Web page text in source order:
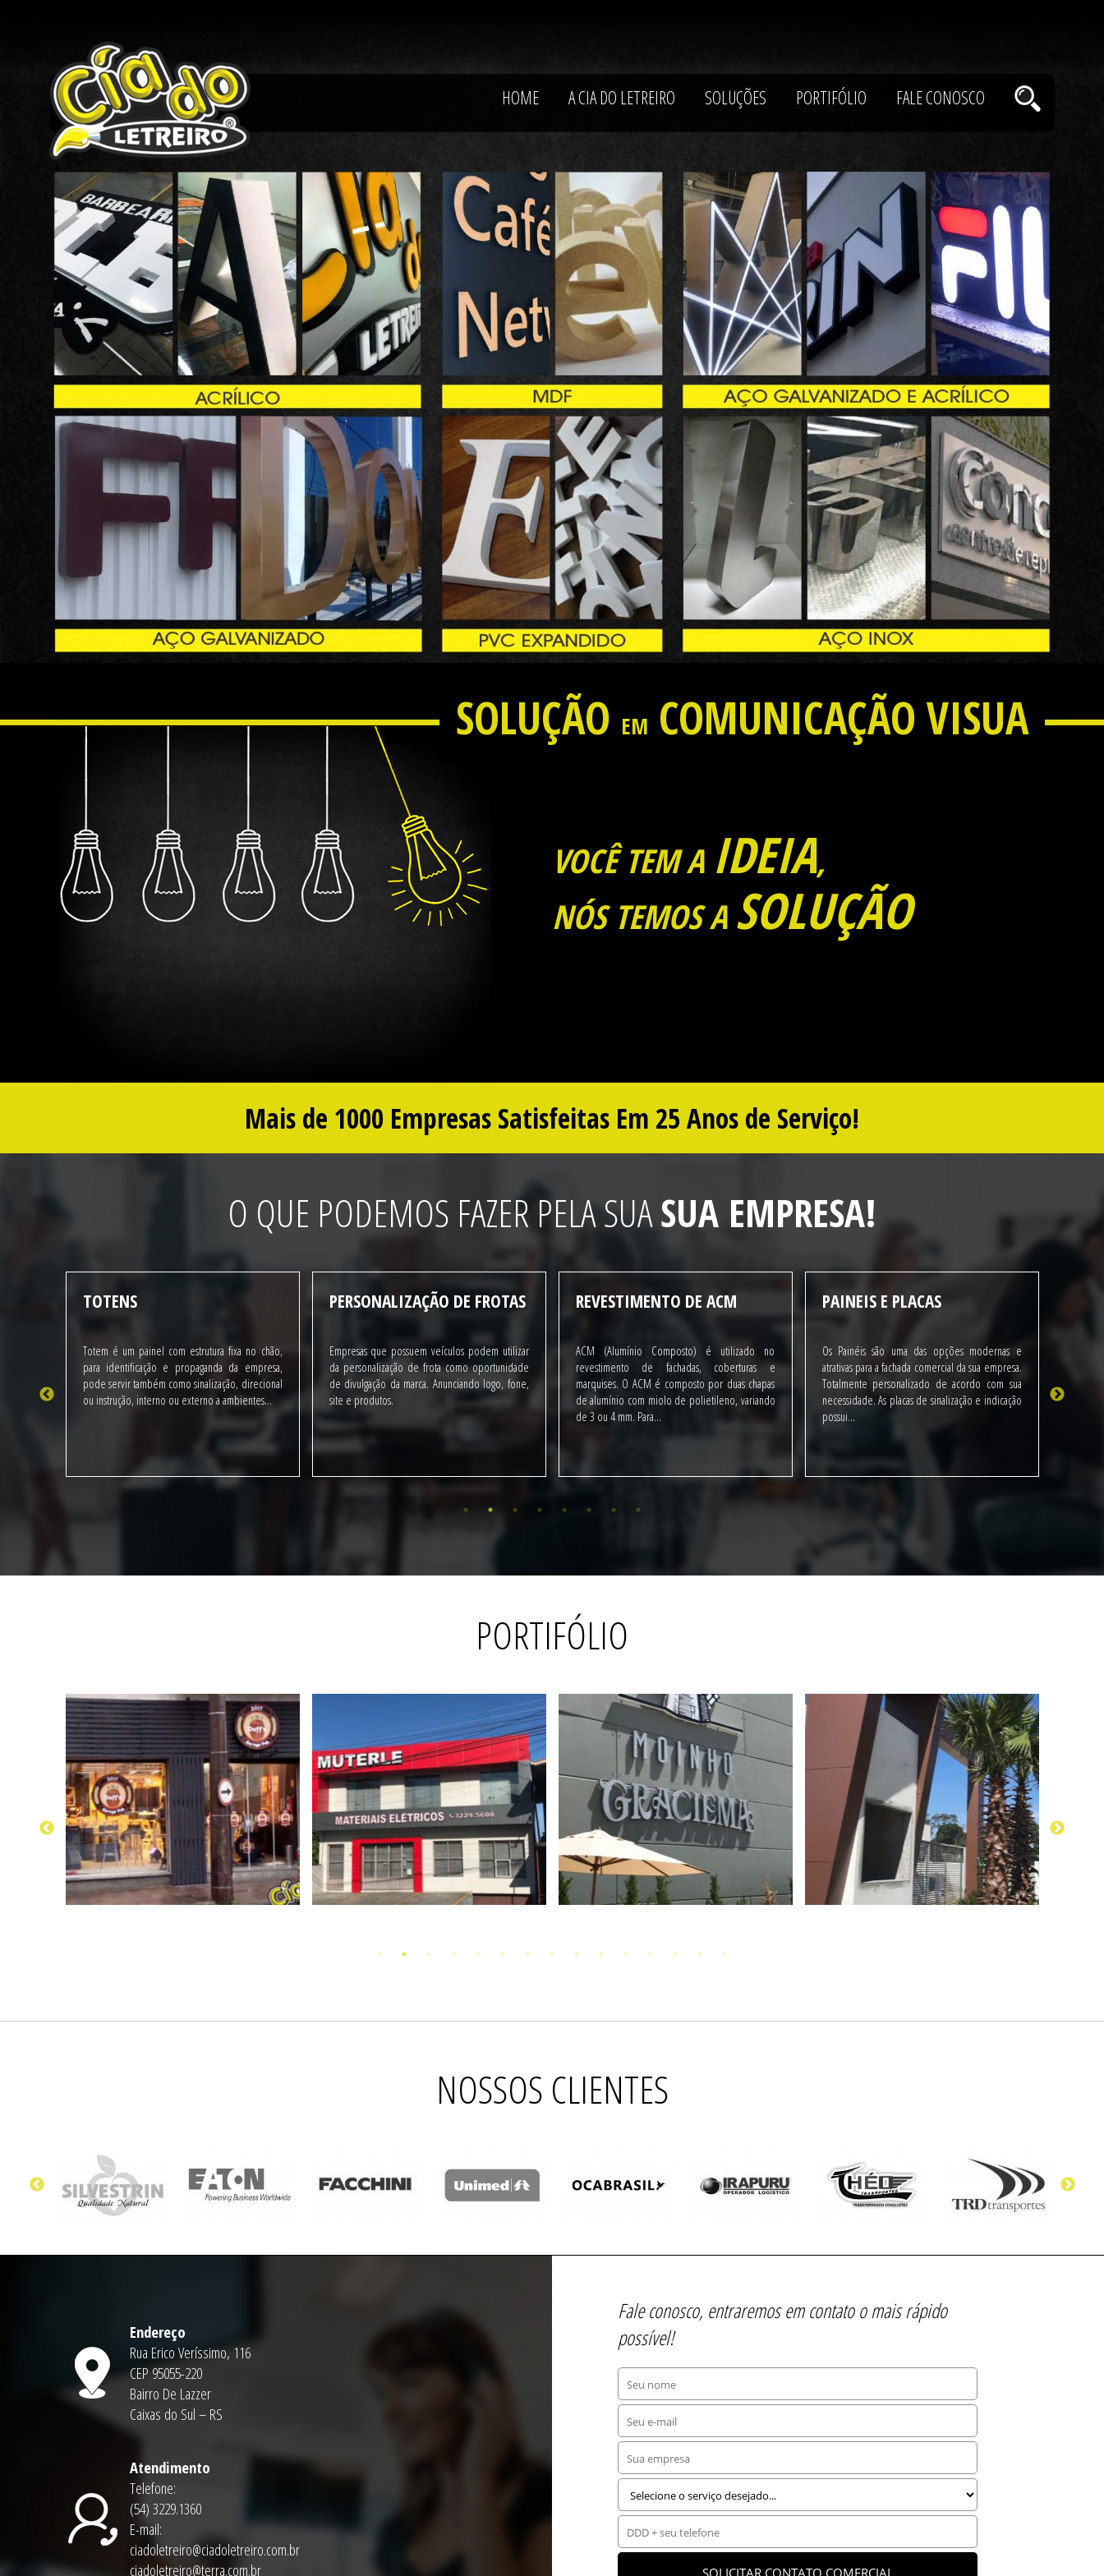
HOME A CIA DO LETREIRO SOLUÇÕES PORTIFÓLIO FALE CONOSCO
SOLUÇÃOEM
VOCÊ TEM A IDEIA,
NÓS TEMOS A SOLUÇÃO
Mais de 1000 Empresas Satisfeitas Em 25 Anos de Serviço!
O QUE PODEMOS FAZER PELA SUASUA EMPRESA!
TOTENS
Totem é um painel com estrutura fixa no chão,
para identificação e propaganda da empresa,
pode servir também como sinalização, direcional
ou instrução, interno ou externo a ambientes...
PERSONALIZAÇÃO DE FROTAS
Empresas que possuem veículos podem utilizar
da personalização de frota como oportunidade
de divulgação da marca. Anunciando logo, fone,
site e produtos.
REVESTIMENTO DE ACM
ACM (Alumínio Composto) é utilizado no
revestimento de fachadas, coberturas e
marquises. O ACM é composto por duas chapas
de alumínio com miolo de polietileno, variando
de 3 ou 4 mm. Para...
PAINEIS E PLACAS
Os Painéis são uma das opções modernas e
atrativas para a fachada comercial da sua empresa.
Totalmente personalizado de acordo com sua
necessidade. As placas de sinalização e indicação
possui...
PORTIFÓLIO
NOSSOS CLIENTES
Endereço
Rua Erico Veríssimo, 116
CEP 95055-220
Bairro De Lazzer
Caixas do Sul – RS
Atendimento
Telefone:
(54) 3229.1360
E-mail:
ciadoletreiro@ciadoletreiro.com.br
ciadoletreiro@terra.com.br
Fale conosco, entraremos em contato o mais rápido
possível!